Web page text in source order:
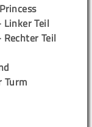
Teil
Teil
Turm